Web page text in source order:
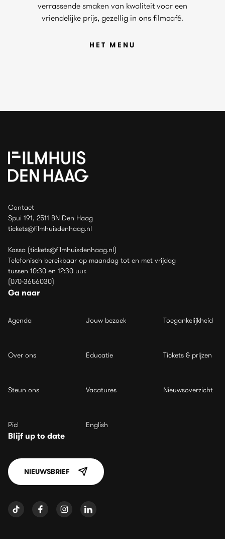
verrassende smaken van kwaliteit voor een
vriendelijke prijs, gezellig in ons filmcafé.
HET MENU
Contact
Spui 191, 2511 BN Den Haag
tickets@filmhuisdenhaag.nl
Kassa (tickets@filmhuisdenhaag.nl)
Telefonisch bereikbaar op maandag tot en met vrijdag
tussen 10:30 en 12:30 uur.
(070-3656030)
Ga naar
Agenda Jouw bezoek Toegankelijkheid
Over ons Educatie Tickets & prijzen
Steun ons Vacatures Nieuwsoverzicht
Picl English
Blijf up to date
NIEUWSBRIEF